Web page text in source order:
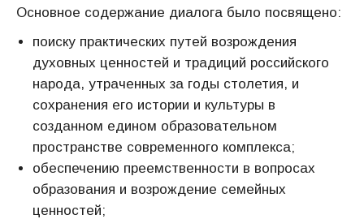
Основное содержание диалога было посвящено:
поиску практических путей возрождения
духовных ценностей и традиций российского
народа, утраченных за годы столетия, и
сохранения его истории и культуры в
созданном едином образовательном
пространстве современного комплекса;
обеспечению преемственности в вопросах
образования и возрождение семейных
ценностей;